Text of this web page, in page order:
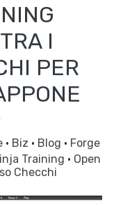
I
PER
· Biz · Blog · Forge
Training · Open
Checchi